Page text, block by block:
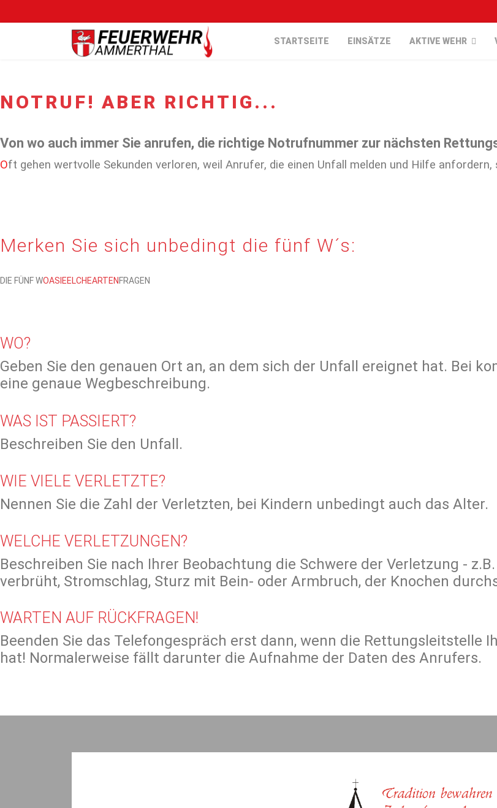
STARTSEITE EINSÄTZE AKTIVE WEHR
NOTRUF! ABER RICHTIG...
Von wo auch immer Sie anrufen, die richtige Notrufnummer zur nächsten
Oft gehen wertvolle Sekunden verloren, weil Anrufer, die einen Unfall melden und Hilfe anfordern,
Merken Sie sich unbedingt die fünf W´s:
DIE FÜNF WOAS IEELCHEARTEN FRAGEN
WO?
Geben Sie den genauen Ort an, an dem sich der Unfall ereignet hat. Bei
eine genaue Wegbeschreibung.
WAS IST PASSIERT?
Beschreiben Sie den Unfall.
WIE VIELE VERLETZTE?
Nennen Sie die Zahl der Verletzten, bei Kindern unbedingt auch das Alter.
WELCHE VERLETZUNGEN?
Beschreiben Sie nach Ihrer Beobachtung die Schwere der Verletzung -
verbrüht, Stromschlag, Sturz mit Bein- oder Armbruch, der Knochen
WARTEN AUF RÜCKFRAGEN!
Beenden Sie das Telefongespräch erst dann, wenn die Rettungsleitstelle
hat! Normalerweise fällt darunter die Aufnahme der Daten des Anrufers.